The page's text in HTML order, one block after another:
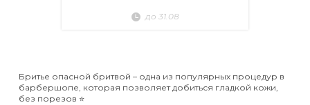
до 31.08
Бритье опасной бритвой – одна из популярных процедур в
барбершопе, которая позволяет добиться гладкой кожи,
без порезов ⭐️